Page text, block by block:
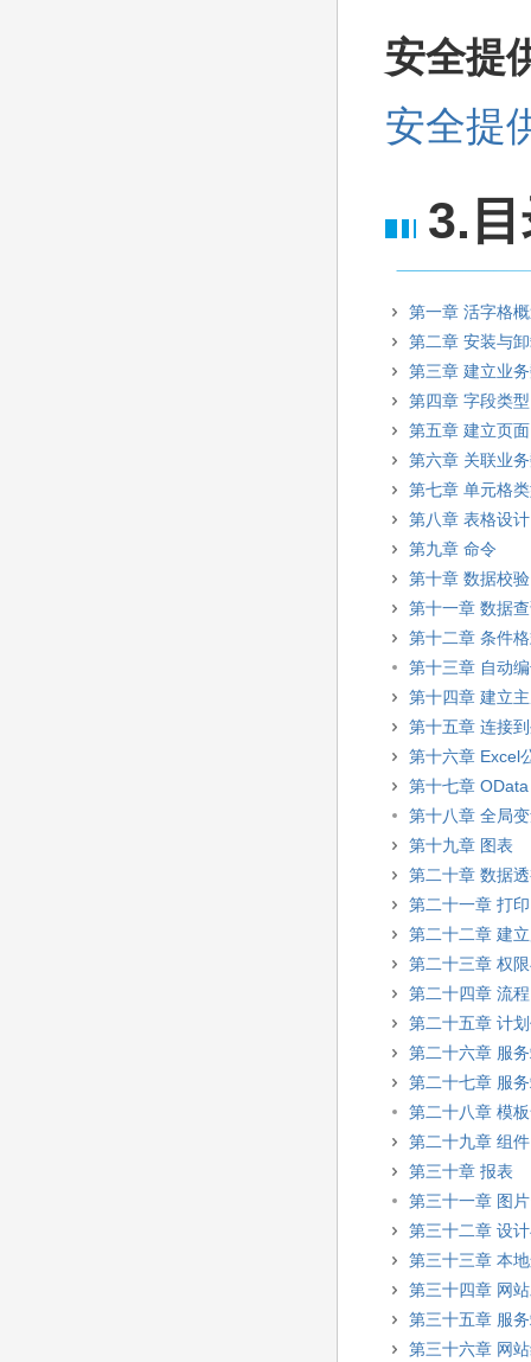
安全提
安全提
3.
第一章 活字格
第二章 安装与
第三章 建立业
第四章 字段类型
第五章 建立页面
第六章 关联业
第七章 单元格
第八章 表格设计
第九章 命令
第十章 数据校验
第十一章 数据
第十二章 条件
第十三章 自动
第十四章 建立
第十五章 连接
第十六章 Excel
第十七章 OData
第十八章 全局
第十九章 图表
第二十章 数据
第二十一章 打印
第二十二章 建
第二十三章 权
第二十四章 流程
第二十五章 计
第二十六章 服
第二十七章 服
第二十八章 模
第二十九章 组件
第三十章 报表
第三十一章 图
第三十二章 设
第三十三章 本
第三十四章 网
第三十五章 服
第三十六章 网